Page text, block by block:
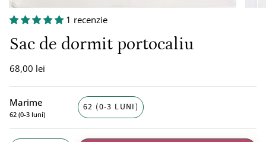
1 recenzie
Sac de dormit portocaliu
68,00 lei
Marime
62 (0-3 luni)
62 (0-3 LUNI)